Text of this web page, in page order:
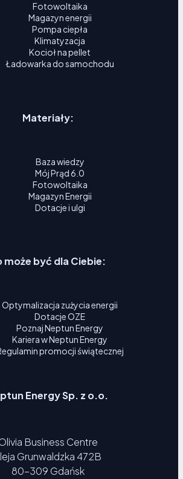
Fotowoltaika
Magazyn energii
Pompa ciepła
Klimatyzacja
Kocioł na pellet
Ładowarka do samochodu
Materiały:
Baza wiedzy
Mój Prąd 6.0
Fotowoltaika
Magazyn Energii
Dotacje i ulgi
może być dla Ciebie:
Optymalizacja zużycia energii
Dotacje OZE
Poznaj Neptun Energy
Kariera w Neptun Energy
promocji świątecznej
Energy Sp. z o.o.
Business Centre
Grunwaldzka 472B
80-309 Gdańsk